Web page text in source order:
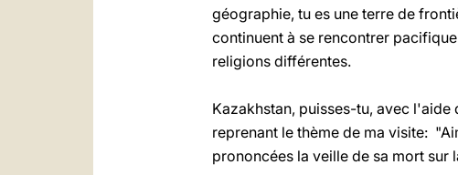
géographie, tu es une terre de
continuent à se rencontrer
religions différentes.
Kazakhstan, puisses-tu, avec
reprenant le thème de ma visite:
prononcées la veille de sa mort sur